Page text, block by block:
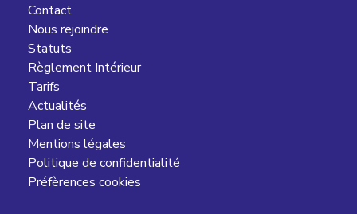
Contact
Nous rejoindre
Statuts
Règlement Intérieur
Tarifs
Actualités
Plan de site
Mentions légales
Politique de confidentialité
Préfèrences cookies